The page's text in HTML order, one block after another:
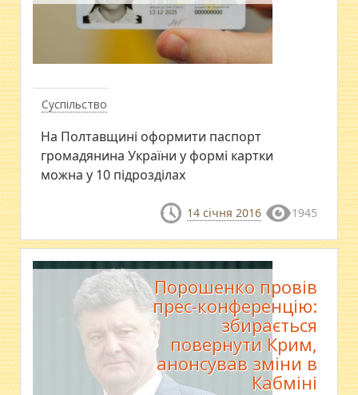
Суспільство
На Полтавщині оформити паспорт
громадянина України у формі картки
можна у 10 підрозділах
14 січня 2016 1945
Порошенко провів
прес-конференцію:
збирається
повернути Крим,
анонсував зміни в
Кабміні